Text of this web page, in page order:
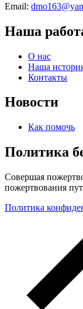
Email:
Наша
О нас
Наша
Контакты
Новости
Как помочь
Политика
Совершая
пожертвования
Политика